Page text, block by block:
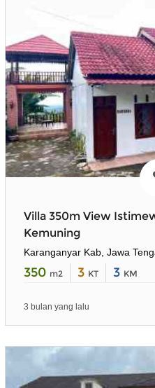
Villa 350m View
Kemuning
Karanganyar Kab, Jawa
350 m2 3 KT 3 KM
3 bulan yang lalu